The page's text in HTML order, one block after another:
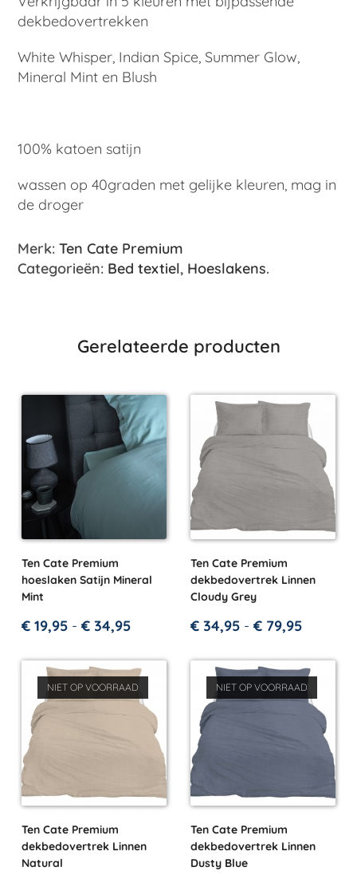
dekbedovertrekken
White Whisper, Indian Spice, Summer Glow,
Mineral Mint en Blush
100% katoen satijn
wassen op 40graden met gelijke kleuren, mag in
de droger
Merk:Ten Cate Premium
Categorieën: Bed textiel, Hoeslakens.
Gerelateerde producten
Ten Cate Premium
hoeslaken Satijn Mineral
Mint
€ 19,95 - € 34,95
Ten Cate Premium
dekbedovertrek Linnen
Cloudy Grey
€ 34,95 - € 79,95
NIET OP VOORRAAD
Ten Cate Premium
dekbedovertrek Linnen
Natural
NIET OP VOORRAAD
Ten Cate Premium
dekbedovertrek Linnen
Dusty Blue